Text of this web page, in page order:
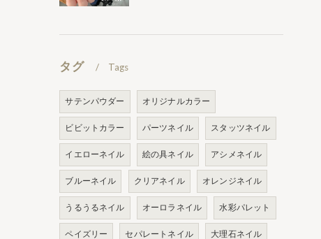
タグ Tags
サテンパウダー オリジナルカラー
ビビットカラー パーツネイル スタッツネイル
イエローネイル 絵の具ネイル アシメネイル
ブルーネイル クリアネイル オレンジネイル
うるうるネイル オーロラネイル 水彩パレット
ペイズリー セパレートネイル 大理石ネイル